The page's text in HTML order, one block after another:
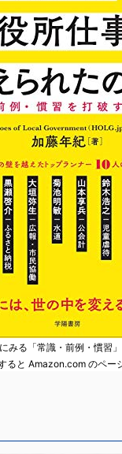
みる「常識・前例・慣習
ると Amazon.com のペー